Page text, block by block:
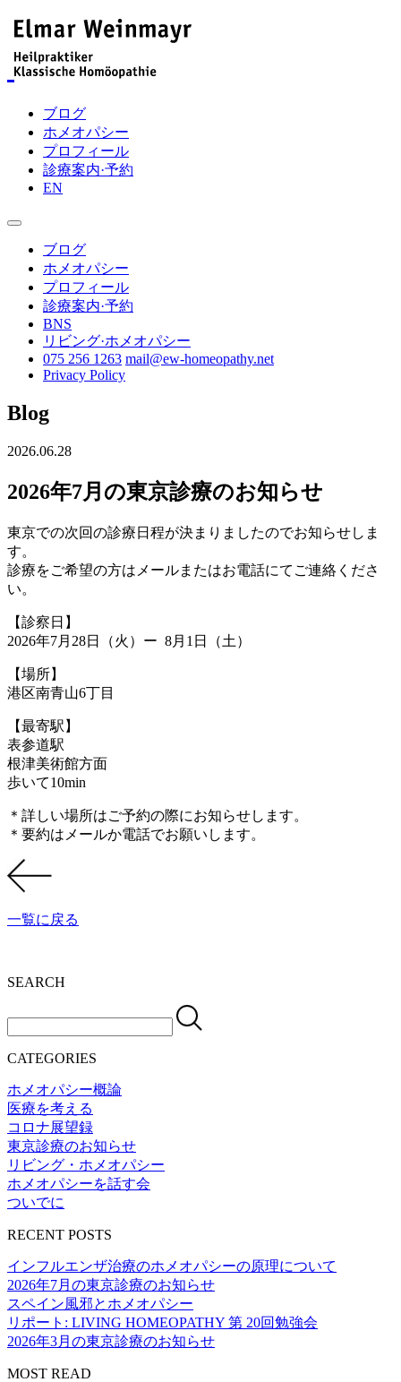
ブログ
ホメオパシー
プロフィール
診療案内·予約
EN
ブログ
ホメオパシー
プロフィール
診療案内·予約
BNS
リビング·ホメオパシー
075 256 1263 mail@ew-homeopathy.net
Privacy Policy
Blog
2026.06.28
2026年7月の東京診療のお知らせ
東京での次回の診療日程が決まりましたのでお知らせしま
す。
診療をご希望の方はメールまたはお電話にてご連絡くださ
い。
【診察日】
2026年7月28日（火）ー 8月1日（土）
【場所】
港区南青山6丁目
【最寄駅】
表参道駅
根津美術館方面
歩いて10min
＊詳しい場所はご予約の際にお知らせします。
＊要約はメールか電話でお願いします。
一覧に戻る
SEARCH
CATEGORIES
ホメオパシー概論
医療を考える
コロナ展望録
東京診療のお知らせ
リビング・ホメオパシー
ホメオパシーを話す会
ついでに
RECENT POSTS
インフルエンザ治療のホメオパシーの原理について
2026年7月の東京診療のお知らせ
スペイン風邪とホメオパシー
リポート: LIVING HOMEOPATHY 第 20回勉強会
2026年3月の東京診療のお知らせ
MOST READ